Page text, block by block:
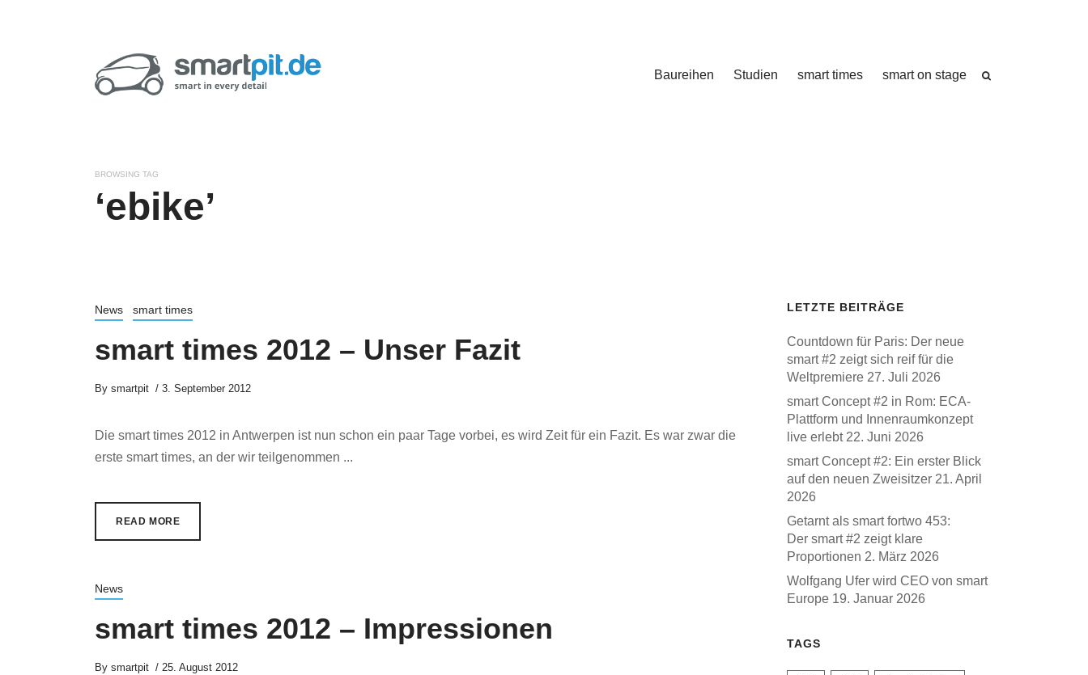
Baureihen Studien smart times smart on stage
BROWSING TAG
‘ebike’
News smart times
smart times 2012 – Unser Fazit
By smartpit 3. September 2012
Die smart times 2012 in Antwerpen ist nun schon ein paar Tage vorbei, es wird Zeit für ein Fazit. Es war zwar die
erste smart times, an der wir teilgenommen ...
READ MORE
News
smart times 2012 – Impressionen
By smartpit 25. August 2012
LETZTE BEITRÄGE
Countdown für Paris: Der neue
smart #2 zeigt sich reif für die
Weltpremiere 27. Juli 2026
smart Concept #2 in Rom: ECA-
Plattform und Innenraumkonzept
live erlebt 22. Juni 2026
smart Concept #2: Ein erster Blick
auf den neuen Zweisitzer 21. April
2026
Getarnt als smart fortwo 453:
Der smart #2 zeigt klare
Proportionen 2. März 2026
Wolfgang Ufer wird CEO von smart
Europe 19. Januar 2026
TAGS